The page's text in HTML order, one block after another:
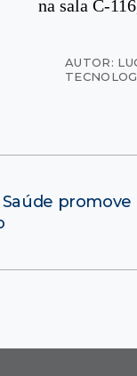
na sala C-
AUTOR: